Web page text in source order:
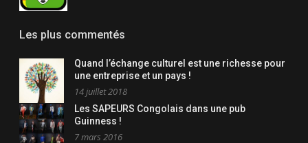
Les plus commentés
Quand l’échange culturel est une richesse pour
une entreprise et un pays !
14 juillet 2018
Les SAPEURS Congolais dans une pub
Guinness !
7 mars 2016